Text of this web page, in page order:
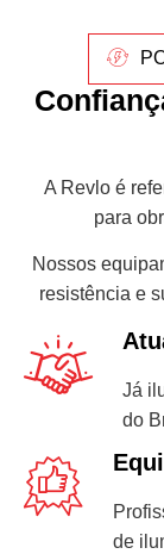
A Revlo é
para
Nossos
resistência e
Já
do
de